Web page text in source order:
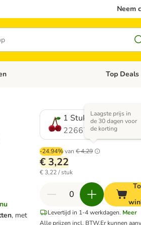
Neem
Katten Open
Top Deals
, met
1 Stuk
2266726.0
-24.94% van € 4,29
Laagste prijs in
de 30 dagen voor
de korting
€ 3,22
€ 3,22 / stuk
Levertijd in 1-4 werkdagen. Meer
Alle prijzen incl. BTW.Er kunnen